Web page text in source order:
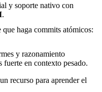
y soporte nativo con
.
haga commits atómicos:
y razonamiento
fuerte en contexto pesado.
recurso para aprender el